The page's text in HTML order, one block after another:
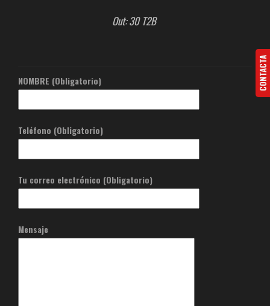
Out: 30 T2B
NOMBRE (Obligatorio)
Teléfono (Obligatorio)
Tu correo electrónico (Obligatorio)
Mensaje
CONTACTA